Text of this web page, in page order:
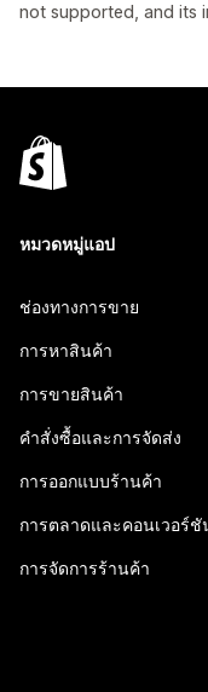
not supported, and its
หมวดหมู่แอป
ช่องทางการขาย
การหาสินค้า
การขายสินค้า
คำสั่งซื้อและการจัดส่ง
การออกแบบร้านค้า
การตลาดและคอนเวอร์ชั
การจัดการร้านค้า